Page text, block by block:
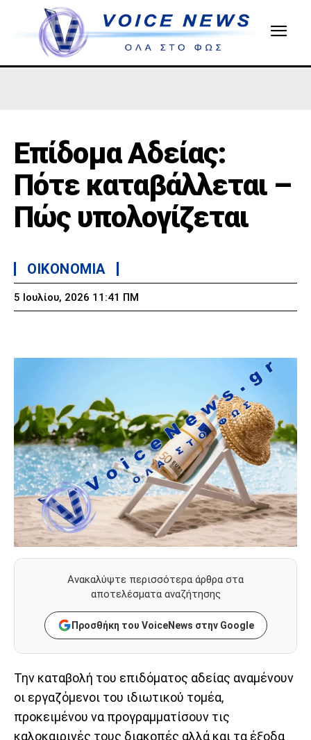
Επίδομα Αδείας:
Πότε καταβάλλεται –
Πώς υπολογίζεται
OIKONOMIA
5 Ιουλίου, 2026 11:41 ΠΜ
Ανακαλύψτε περισσότερα άρθρα στα
αποτελέσματα αναζήτησης
Προσθήκη του VoiceNews στην Google
Την καταβολή του επιδόματος αδείας αναμένουν
οι εργαζόμενοι του ιδιωτικού τομέα,
προκειμένου να προγραμματίσουν τις
καλοκαιρινές τους διακοπές αλλά και τα έξοδα